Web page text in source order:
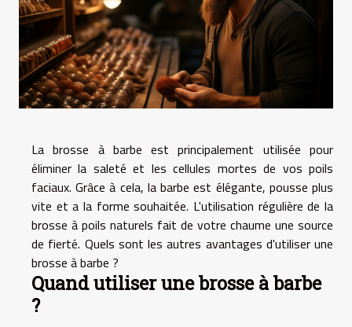
La brosse à barbe est principalement utilisée pour
éliminer la saleté et les cellules mortes de vos poils
faciaux. Grâce à cela, la barbe est élégante, pousse plus
vite et a la forme souhaitée. L'utilisation régulière de la
brosse à poils naturels fait de votre chaume une source
de fierté. Quels sont les autres avantages d'utiliser une
brosse à barbe ?
Quand utiliser une brosse à barbe
?